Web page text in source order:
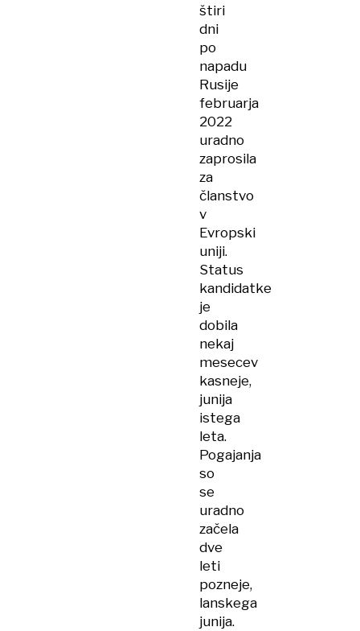
štiri
dni
po
napadu
Rusije
februarja
2022
uradno
zaprosila
za
članstvo
v
Evropski
uniji.
Status
kandidatke
je
dobila
nekaj
mesecev
kasneje,
junija
istega
leta.
Pogajanja
so
se
uradno
začela
dve
leti
pozneje,
lanskega
junija.